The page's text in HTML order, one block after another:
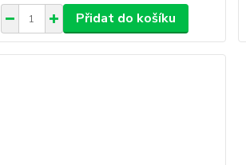
Přidat do košíku